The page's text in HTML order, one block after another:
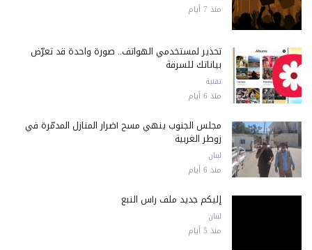
منذ 7 أيام
تحذير لمستخدمي الهواتف.. صورة واحدة قد تعرّض
بياناتك للسرقة
تقنية
منذ 6 أيام
مجلس الجنوب ينهي مسح أضرار المنازل المدمّرة في
زوطر الغربية
لبنان
منذ 6 أيام
إليكم جديد ملف رأس النبع
لبنان
منذ 5 أيام